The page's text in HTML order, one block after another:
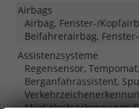
Airbags
Airbag, Fenster-/
Beifahrerairbag,
Assistenzsysteme
Regensensor,
Berganfahrassistent,